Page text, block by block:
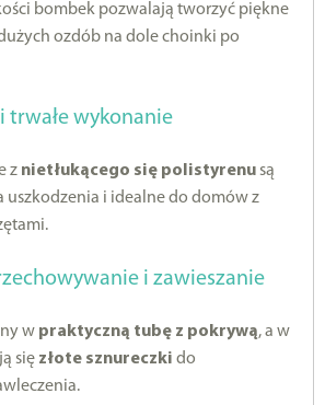
bombek pozwalają tworzyć piękne
ozdób na dole choinki po
trwałe wykonanie
z nietłukącego się polistyrenusą
uszkodzenia i idealne do domów z
i zawieszanie
w praktyczną tubę z pokrywą, a w
się złote sznureczki do